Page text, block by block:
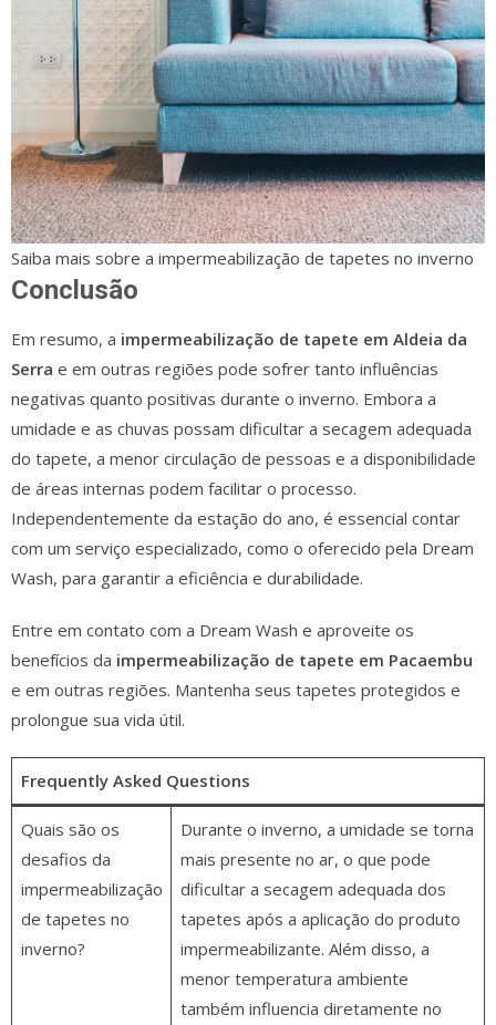
Saiba mais sobre a impermeabilização de tapetes no inverno
Conclusão
Em resumo, a impermeabilização de tapete em Aldeia da
Serra e em outras regiões pode sofrer tanto influências
negativas quanto positivas durante o inverno. Embora a
umidade e as chuvas possam dificultar a secagem adequada
do tapete, a menor circulação de pessoas e a disponibilidade
de áreas internas podem facilitar o processo.
Independentemente da estação do ano, é essencial contar
com um serviço especializado, como o oferecido pela Dream
Wash, para garantir a eficiência e durabilidade.
Entre em contato com a Dream Wash e aproveite os
benefícios da impermeabilização de tapete em Pacaembu
e em outras regiões. Mantenha seus tapetes protegidos e
prolongue sua vida útil.
Frequently Asked Questions
Quais são os
desafios da
impermeabilização
de tapetes no
inverno?
Durante o inverno, a umidade se torna
mais presente no ar, o que pode
dificultar a secagem adequada dos
tapetes após a aplicação do produto
impermeabilizante. Além disso, a
menor temperatura ambiente
também influencia diretamente no